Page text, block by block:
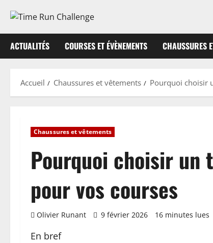
contenu
ACTUALITÉS COURSES ET ÉVÈNEMENTS CHAUSSURES
Accueil Chaussures et vêtements Pourquoi choisir
Chaussures et vêtements
Pourquoi choisir
pour vos courses
Olivier Runant 9 février 2026 16 minutes lues
En bref